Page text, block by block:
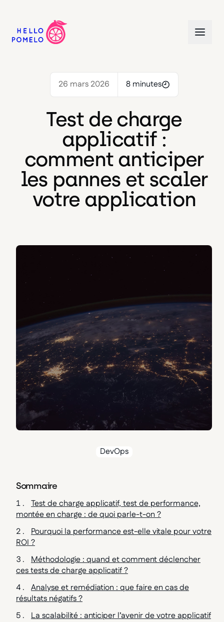
26 mars 2026 8 minutes
Test de charge
applicatif :
comment anticiper
les pannes et scaler
votre application
DevOps
Sommaire
Test de charge applicatif, test de performance,
montée en charge : de quoi parle-t-on ?
Pourquoi la performance est-elle vitale pour votre
ROI ?
Méthodologie : quand et comment déclencher
ces tests de charge applicatif ?
Analyse et remédiation : que faire en cas de
résultats négatifs ?
La scalabilité : anticiper l’avenir de votre applicatif